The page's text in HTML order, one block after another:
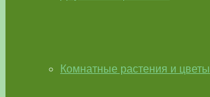
Комнатные растения и цветы